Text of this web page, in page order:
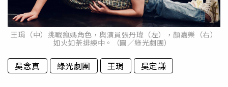
王琄（中）挑戰瘋媽角色，與演員張丹瑋（左），顏嘉樂（右）
如火如荼排練中。（圖／綠光劇團）
吳念真 綠光劇團 王琄 吳定謙